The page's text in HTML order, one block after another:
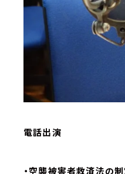
電話出演
・空襲被害者救済法の